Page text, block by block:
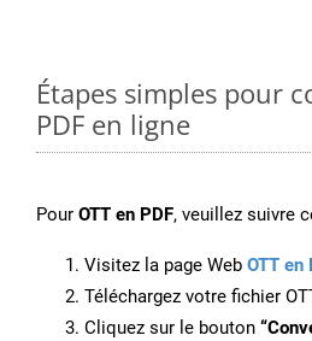
Étapes simples pour
PDF en ligne
Pour OTT en PDF, veuillez suivre
Visitez la page Web OTT en
Téléchargez votre fichier
Cliquez sur le bouton